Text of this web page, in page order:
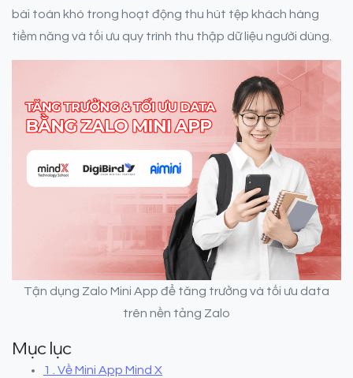
bài toán khó trong hoạt động thu hút tệp khách hàng
tiềm năng và tối ưu quy trình thu thập dữ liệu người dùng.
Tận dụng Zalo Mini App để tăng trưởng và tối ưu data
trên nền tảng Zalo
Mục lục
1 . Về Mini App Mind X